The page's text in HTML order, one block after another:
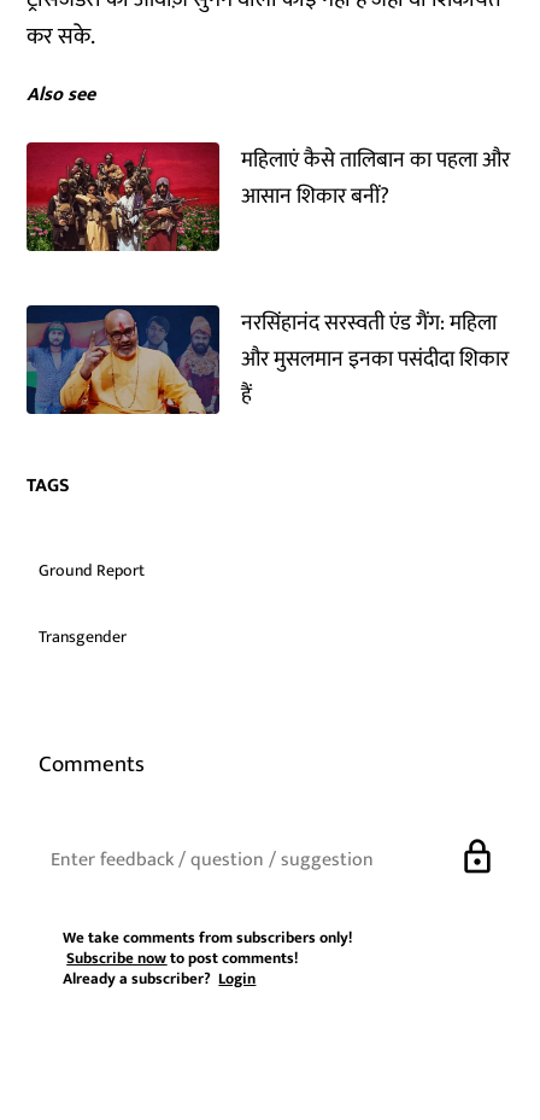
कर सके.
Also see
महिलाएं कैसे तालिबान का पहला और
आसान शिकार बनीं?
नरसिंहानंद सरस्वती एंड गैंग: महिला
और मुसलमान इनका पसंदीदा शिकार
हैं
TAGS
Ground Report
Transgender
Comments
lock
We take comments from subscribers only!
Subscribe nowto post comments!
Already a subscriber?Login